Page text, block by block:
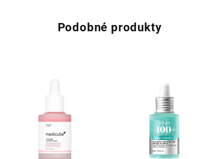
Podobné produkty